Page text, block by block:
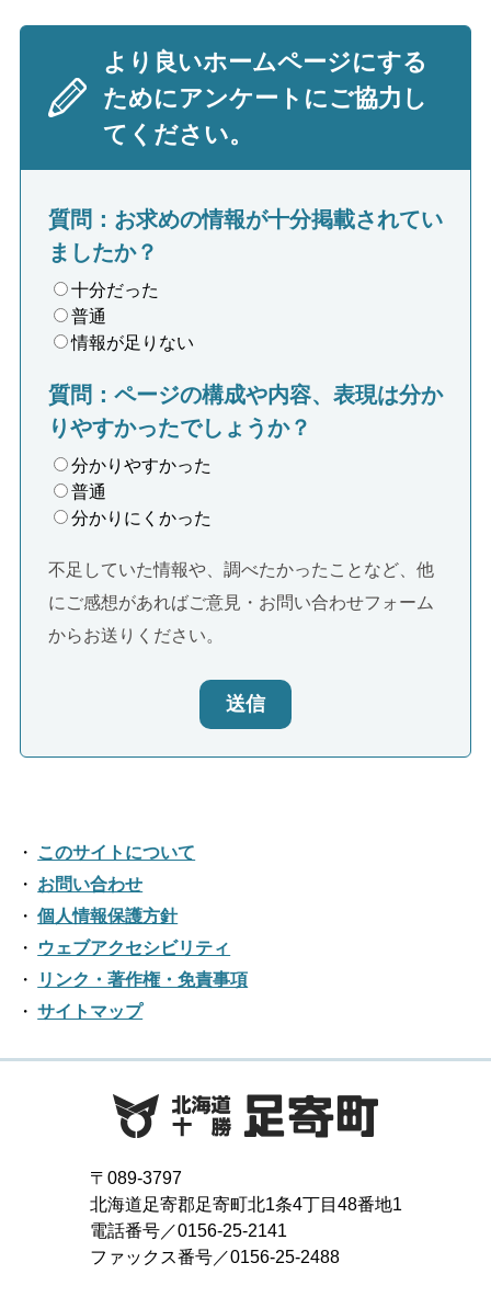
より良いホームページにする
ためにアンケートにご協力し
てください。
質問：お求めの情報が十分掲載されてい
ましたか？
十分だった
普通
情報が足りない
質問：ページの構成や内容、表現は分か
りやすかったでしょうか？
分かりやすかった
普通
分かりにくかった
不足していた情報や、調べたかったことなど、他
にご感想があればご意見・お問い合わせフォーム
からお送りください。
送信
このサイトについて
お問い合わせ
個人情報保護方針
ウェブアクセシビリティ
リンク・著作権・免責事項
サイトマップ
〒089-3797
北海道足寄郡足寄町北1条4丁目48番地1
電話番号／0156-25-2141
ファックス番号／0156-25-2488